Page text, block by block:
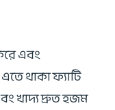
এবং
থাকা ফ্যাটি
খাদ্য দ্রুত হজম